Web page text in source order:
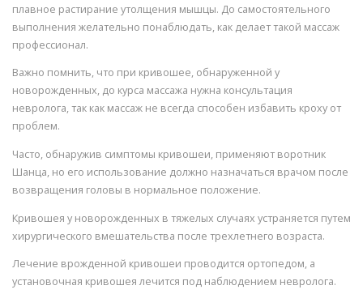
плавное растирание утолщения мышцы. До самостоятельного
выполнения желательно понаблюдать, как делает такой массаж
профессионал.
Важно помнить, что при кривошее, обнаруженной у
новорожденных, до курса массажа нужна консультация
невролога, так как массаж не всегда способен избавить кроху от
проблем.
Часто, обнаружив симптомы кривошеи, применяют воротник
Шанца, но его использование должно назначаться врачом после
возвращения головы в нормальное положение.
Кривошея у новорожденных в тяжелых случаях устраняется путем
хирургического вмешательства после трехлетнего возраста.
Лечение врожденной кривошеи проводится ортопедом, а
установочная кривошея лечится под наблюдением невролога.